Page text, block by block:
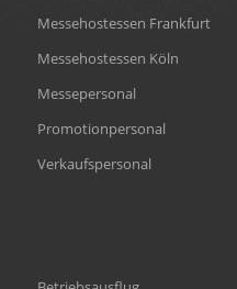
Messehostessen Frankfurt
Messehostessen Köln
Messepersonal
Promotionpersonal
Verkaufspersonal